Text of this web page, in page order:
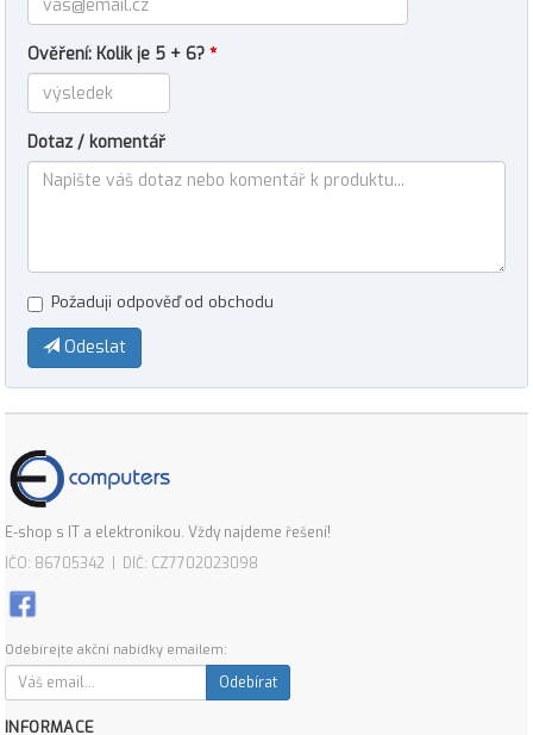
Ověření: Kolik je 5 + 6? *
Dotaz / komentář
Požaduji odpověď od obchodu
Odeslat
E-shop s IT a elektronikou. Vždy najdeme řešení!
IČO: 86705342 | DIČ: CZ7702023098
Odebírejte akční nabídky emailem:
Odebírat
INFORMACE